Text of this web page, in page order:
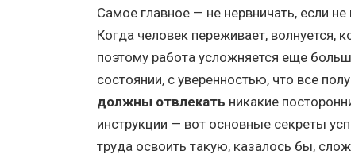
Самое главное — не нервничать, если
Когда человек переживает, волнуется,
поэтому работа усложняется еще
состоянии, с уверенностью, что все
должны отвлекать никакие
инструкции — вот основные секреты
труда освоить такую, казалось бы,